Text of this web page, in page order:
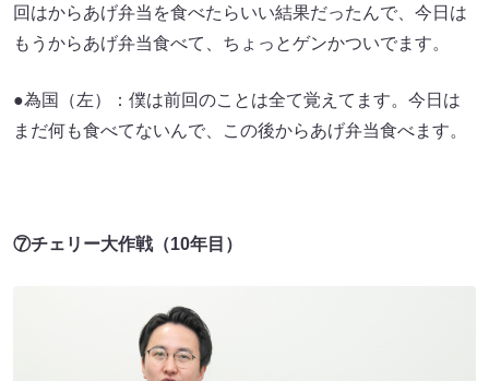
回はからあげ弁当を食べたらいい結果だったんで、今日は
もうからあげ弁当食べて、ちょっとゲンかついでます。
●為国（左）：僕は前回のことは全て覚えてます。今日は
まだ何も食べてないんで、この後からあげ弁当食べます。
⑦チェリー大作戦（10年目）